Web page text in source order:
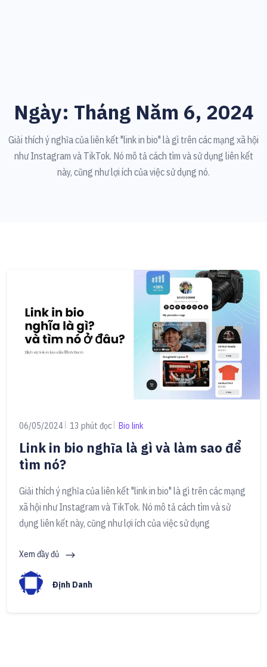
Ngày: Tháng Năm 6, 2024
Giải thích ý nghĩa của liên kết "link in bio" là gì trên các mạng xã hội
như Instagram và TikTok. Nó mô tả cách tìm và sử dụng liên kết
này, cũng như lợi ích của việc sử dụng nó.
06/05/2024 13 phút đọc Bio link
Link in bio nghĩa là gì và làm sao để
tìm nó?
Giải thích ý nghĩa của liên kết "link in bio" là gì trên các mạng
xã hội như Instagram và TikTok. Nó mô tả cách tìm và sử
dụng liên kết này, cũng như lợi ích của việc sử dụng
Xem đầy đủ
Định Danh